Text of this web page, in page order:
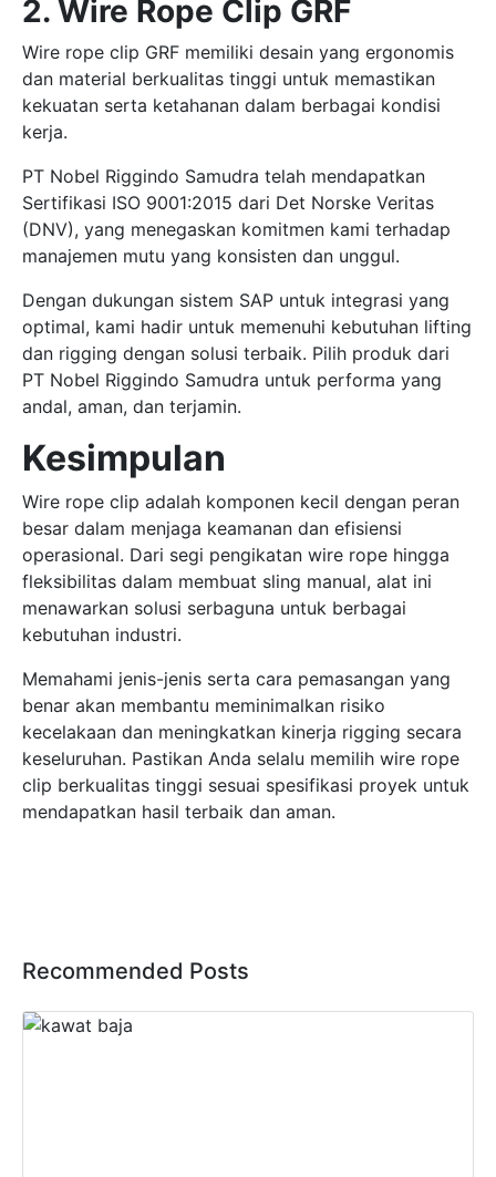
2. Wire Rope Clip GRF
Wire rope clip GRF memiliki desain yang ergonomis
dan material berkualitas tinggi untuk memastikan
kekuatan serta ketahanan dalam berbagai kondisi
kerja.
PT Nobel Riggindo Samudra telah mendapatkan
Sertifikasi ISO 9001:2015 dari Det Norske Veritas
(DNV), yang menegaskan komitmen kami terhadap
manajemen mutu yang konsisten dan unggul.
Dengan dukungan sistem SAP untuk integrasi yang
optimal, kami hadir untuk memenuhi kebutuhan lifting
dan rigging dengan solusi terbaik. Pilih produk dari
PT Nobel Riggindo Samudra untuk performa yang
andal, aman, dan terjamin.
Kesimpulan
Wire rope clip adalah komponen kecil dengan peran
besar dalam menjaga keamanan dan efisiensi
operasional. Dari segi pengikatan wire rope hingga
fleksibilitas dalam membuat sling manual, alat ini
menawarkan solusi serbaguna untuk berbagai
kebutuhan industri.
Memahami jenis-jenis serta cara pemasangan yang
benar akan membantu meminimalkan risiko
kecelakaan dan meningkatkan kinerja rigging secara
keseluruhan. Pastikan Anda selalu memilih wire rope
clip berkualitas tinggi sesuai spesifikasi proyek untuk
mendapatkan hasil terbaik dan aman.
Recommended Posts